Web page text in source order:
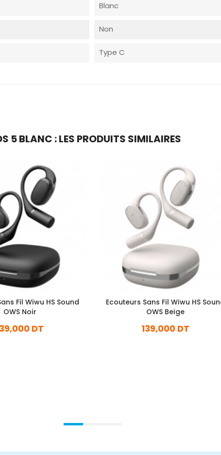
Blanc
Non
Type C
5 BLANC : LES PRODUITS SIMILAIRES
Fil Wiwu HS Sound
OWS Noir
DT
Ecouteurs Sans Fil Wiwu HS
OWS Beige
139,000 DT